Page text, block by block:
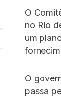
O
no Rio
um
O
passa